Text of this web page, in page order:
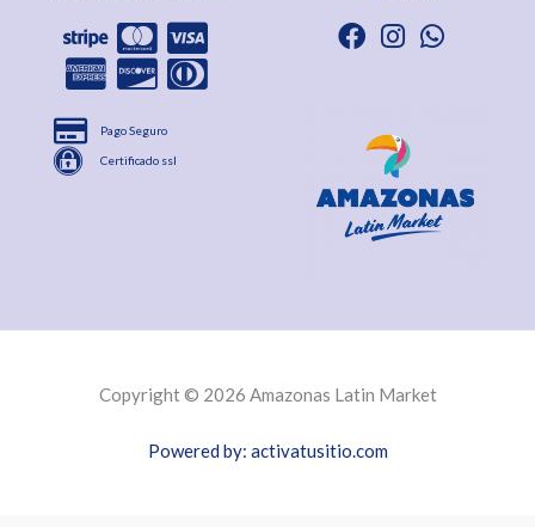
Pago Seguro
Certificado ssl
Copyright © 2026 Amazonas Latin Market
Powered by: activatusitio.com